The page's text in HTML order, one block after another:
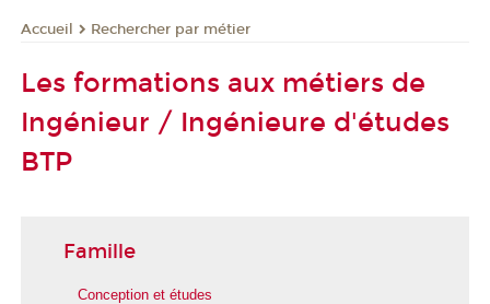
Accueil Rechercher par métier
Les formations aux métiers de
Ingénieur / Ingénieure d'études
BTP
Famille
Conception et études